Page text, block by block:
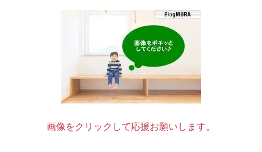
画像をクリックして応援お願いします。